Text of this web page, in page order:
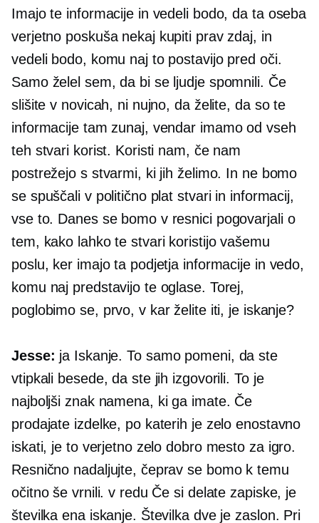
Imajo te informacije in vedeli bodo, da ta oseba
verjetno poskuša nekaj kupiti prav zdaj, in
vedeli bodo, komu naj to postavijo pred oči.
Samo želel sem, da bi se ljudje spomnili. Če
slišite v novicah, ni nujno, da želite, da so te
informacije tam zunaj, vendar imamo od vseh
teh stvari korist. Koristi nam, če nam
postrežejo s stvarmi, ki jih želimo. In ne bomo
se spuščali v politično plat stvari in informacij,
vse to. Danes se bomo v resnici pogovarjali o
tem, kako lahko te stvari koristijo vašemu
poslu, ker imajo ta podjetja informacije in vedo,
komu naj predstavijo te oglase. Torej,
poglobimo se, prvo, v kar želite iti, je iskanje?
Jesse: ja Iskanje. To samo pomeni, da ste
vtipkali besede, da ste jih izgovorili. To je
najboljši znak namena, ki ga imate. Če
prodajate izdelke, po katerih je zelo enostavno
iskati, je to verjetno zelo dobro mesto za igro.
Resnično nadaljujte, čeprav se bomo k temu
očitno še vrnili. v redu Če si delate zapiske, je
številka ena iskanje. Številka dve je zaslon. Pri